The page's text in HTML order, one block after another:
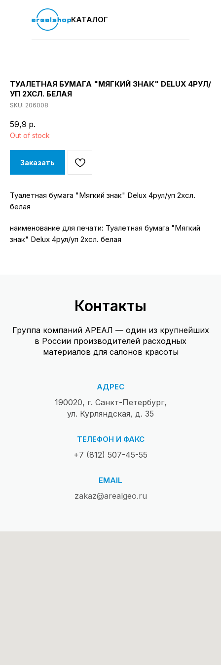
КАТАЛОГ
ТУАЛЕТНАЯ БУМАГА "МЯГКИЙ ЗНАК" DELUX 4РУЛ/
УП 2ХСЛ. БЕЛАЯ
SKU: 206008
59,9 р.
Out of stock
Заказать
Туалетная бумага "Мягкий знак" Delux 4рул/уп 2хсл.
белая
наименование для печати: Туалетная бумага "Мягкий
знак" Delux 4рул/уп 2хсл. белая
Контакты
Группа компаний АРЕАЛ — один из крупнейших
в России производителей расходных
материалов для салонов красоты
АДРЕС
190020, г. Санкт-Петербург,
ул. Курляндская, д. 35
ТЕЛЕФОН И ФАКС
+7 (812) 507-45-55
EMAIL
zakaz@arealgeo.ru